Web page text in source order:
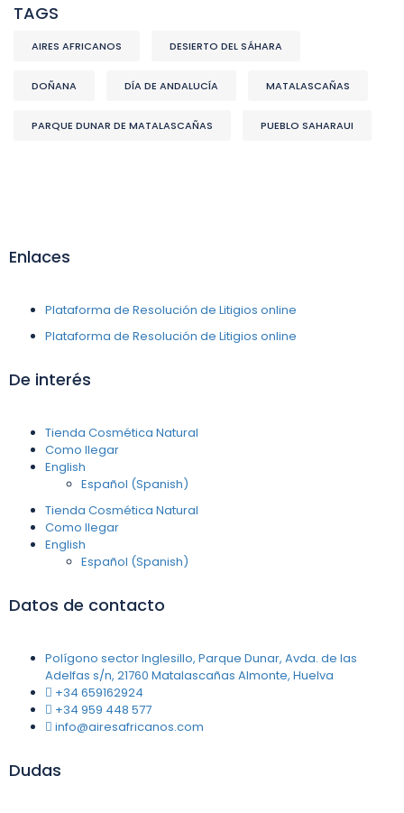
TAGS
AIRES AFRICANOS DESIERTO DEL SÁHARA
DOÑANA DÍA DE ANDALUCÍA MATALASCAÑAS
PARQUE DUNAR DE MATALASCAÑAS PUEBLO SAHARAUI
Enlaces
Plataforma de Resolución de Litigios online
Plataforma de Resolución de Litigios online
De interés
Tienda Cosmética Natural
Como llegar
English
Español (Spanish)
Tienda Cosmética Natural
Como llegar
English
Español (Spanish)
Datos de contacto
Polígono sector Inglesillo, Parque Dunar, Avda. de las
Adelfas s/n, 21760 Matalascañas Almonte, Huelva
+34 659162924
+34 959 448 577
info@airesafricanos.com
Dudas